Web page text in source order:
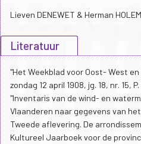
Lieven DENEWET & Herman
Literatuur
"Het Weekblad voor Oost- West
zondag 12 april 1908, jg. 18, nr. 15,
"Inventaris van de wind- en
Vlaanderen naar gegevens van
Tweede aflevering. De
Kultureel Jaarboek voor de